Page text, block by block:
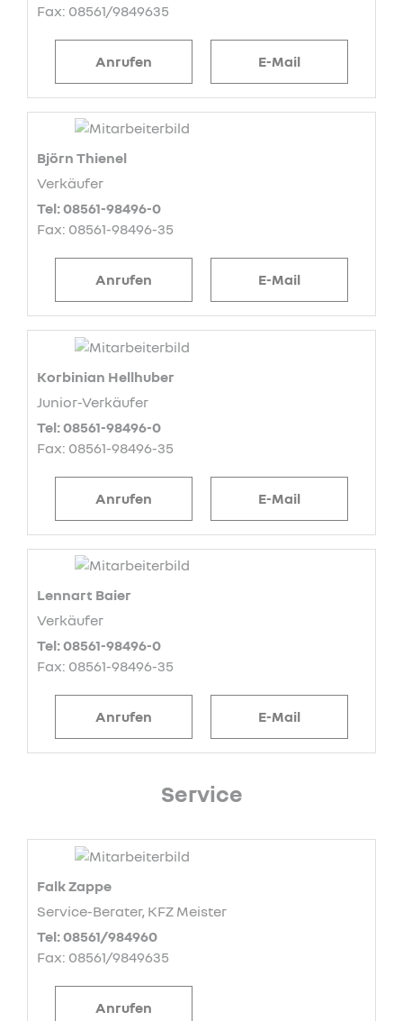
Fax: 08561/9849635
Anrufen E-Mail
Björn Thienel
Verkäufer
Tel: 08561-98496-0
Fax: 08561-98496-35
Anrufen E-Mail
Korbinian Hellhuber
Junior-Verkäufer
Tel: 08561-98496-0
Fax: 08561-98496-35
Anrufen E-Mail
Lennart Baier
Verkäufer
Tel: 08561-98496-0
Fax: 08561-98496-35
Anrufen E-Mail
Service
Falk Zappe
Service-Berater, KFZ Meister
Tel: 08561/984960
Fax: 08561/9849635
Anrufen